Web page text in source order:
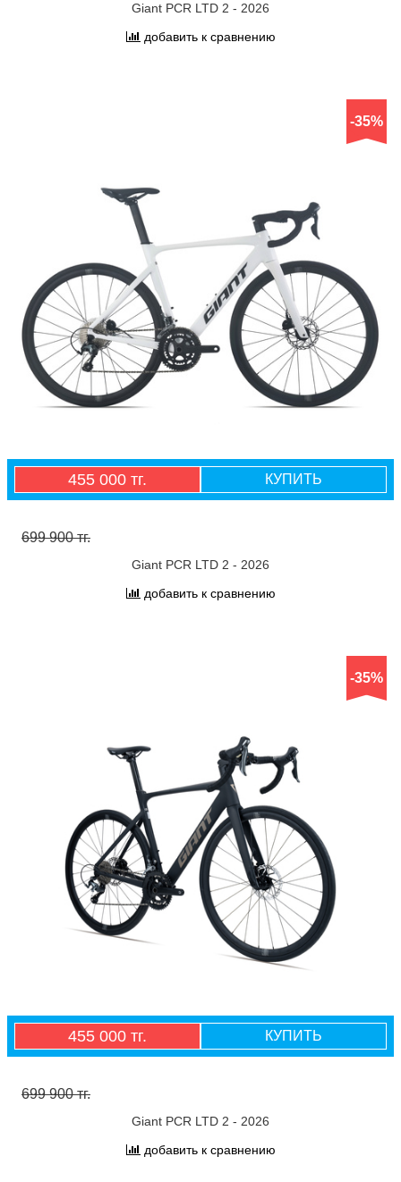
Giant PCR LTD 2 - 2026
добавить к сравнению
-35%
455 000 тг. КУПИТЬ
699 900 тг.
Giant PCR LTD 2 - 2026
добавить к сравнению
-35%
455 000 тг. КУПИТЬ
699 900 тг.
Giant PCR LTD 2 - 2026
добавить к сравнению